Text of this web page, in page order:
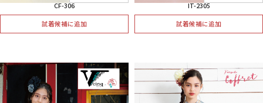
CF-306
試着候補に追加
IT-2305
試着候補に追加